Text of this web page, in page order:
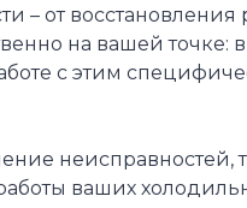
– от
на вашей точке:
с этим
ваших